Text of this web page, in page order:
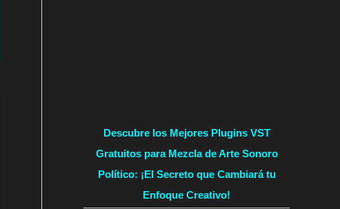
Descubre los Mejores Plugins VST
Gratuitos para Mezcla de Arte Sonoro
Político: ¡El Secreto que Cambiará tu
Enfoque Creativo!